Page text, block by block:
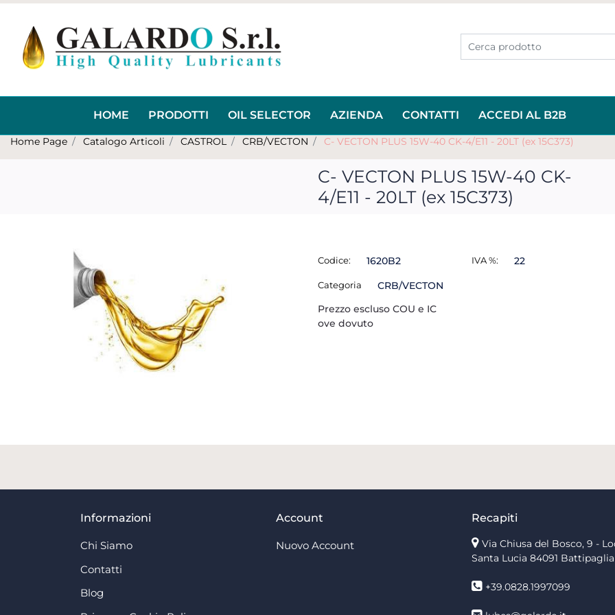
HOME PRODOTTI OIL SELECTOR AZIENDA CONTATTI ACCEDI AL B2B
Home Page Catalogo Articoli CASTROL CRB/VECTON C- VECTON PLUS 15W-40 CK-4/E11 - 20LT (ex 15C373)
C- VECTON PLUS 15W-40 CK-
4/E11 - 20LT (ex 15C373)
Codice: 1620B2
Categoria
CRB/VECTON
Prezzo escluso COU e IC
ove dovuto
IVA %: 22
Informazioni
Chi Siamo
Contatti
Blog
Account
Nuovo Account
Recapiti
Via Chiusa del Bosco, 9 -
Santa Lucia 84091 Battipaglia
+39.0828.1997099